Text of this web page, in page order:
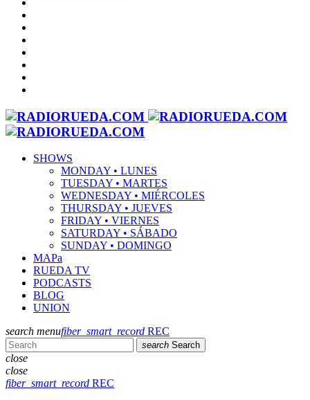
SHOWS
MONDAY • LUNES
TUESDAY • MARTES
WEDNESDAY • MIÉRCOLES
THURSDAY • JUEVES
FRIDAY • VIERNES
SATURDAY • SÁBADO
SUNDAY • DOMINGO
MAPa
RUEDA TV
PODCASTS
BLOG
UNION
search menufiber_smart_record REC
search Search
close
close
fiber_smart_record REC